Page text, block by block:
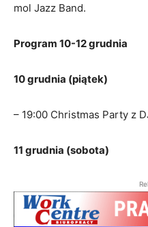
mol Jazz Band.
Program 10-12 grudnia
10 grudnia (piątek)
– 19:00 Christmas Party z
11 grudnia (sobota)